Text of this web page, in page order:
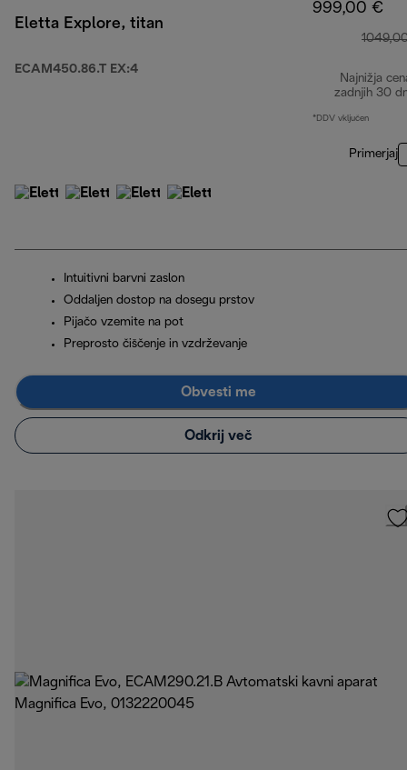
Eletta Explore, titan
ECAM450.86.T EX:4
999,00 €
Najnižja
zadnjih 30
*DDV vključen
Primerjaj
Intuitivni barvni zaslon
Oddaljen dostop na dosegu prstov
Pijačo vzemite na pot
Preprosto čiščenje in vzdrževanje
Obvesti me
Odkrij več